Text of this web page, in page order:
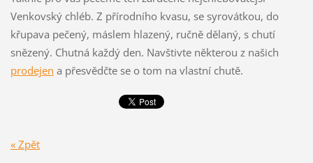
Venkovský chléb. Z přírodního kvasu, se syrovátkou, do
křupava pečený, máslem hlazený, ručně dělaný, s chutí
snězený. Chutná každý den. Navštivte některou z našich
prodejen a přesvědčte se o tom na vlastní chutě.
« Zpět